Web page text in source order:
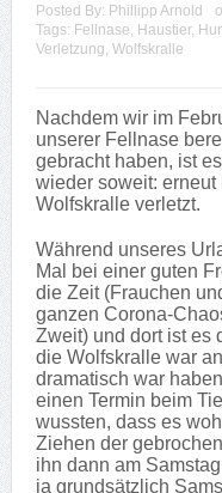
Posted By: Phillipp Arnold
Tags: Fellnase, Haustier,
Verletzung, Wolfskralle
Nachdem wir im
unserer Fellnase
gebracht haben, ist
wieder soweit:
Wolfskralle verletzt.
Während unseres
Mal bei einer guten
die Zeit (Frauchen
ganzen Corona-
Zweit) und dort ist es
die Wolfskralle war
dramatisch war
einen Termin beim
wussten, dass es
Ziehen der
ihn dann am
ja grundsätzlich